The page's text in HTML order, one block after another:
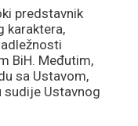
predstavnik
karaktera,
BiH. Međutim,
sa Ustavom,
sudije Ustavnog